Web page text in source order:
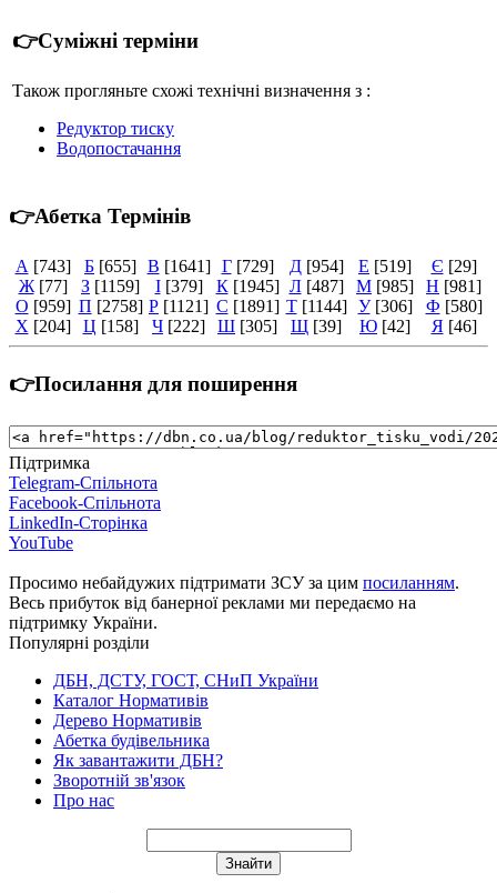
👉Суміжні терміни
Також прогляньте схожі технічні визначення з :
Редуктор тиску
Водопостачання
👉Абетка Термінів
А [743] Б [655] В [1641] Г [729] Д [954] Е [519] Є [29]
Ж [77] З [1159] І [379] К [1945] Л [487] М [985] Н [981]
О [959] П [2758] Р [1121] С [1891] Т [1144] У [306] Ф [580]
Х [204] Ц [158] Ч [222] Ш [305] Щ [39] Ю [42] Я [46]
👉Посилання для поширення
Підтримка
Telegram-Спільнота
Facebook-Спільнота
LinkedIn-Сторінка
YouTube
Просимо небайдужих підтримати ЗСУ за цим посиланням.
Весь прибуток від банерної реклами ми передаємо на
підтримку України.
Популярні розділи
ДБН, ДСТУ, ГОСТ, СНиП України
Каталог Нормативів
Дерево Нормативів
Абетка будівельника
Як завантажити ДБН?
Зворотній зв'язок
Про нас